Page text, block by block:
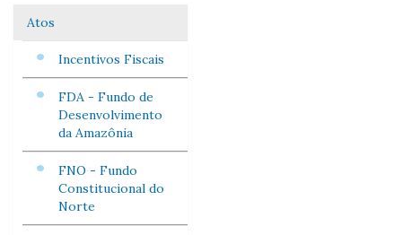
Navegação
Atos
Incentivos Fiscais
FDA - Fundo de
Desenvolvimento
da Amazônia
FNO - Fundo
Constitucional do
Norte